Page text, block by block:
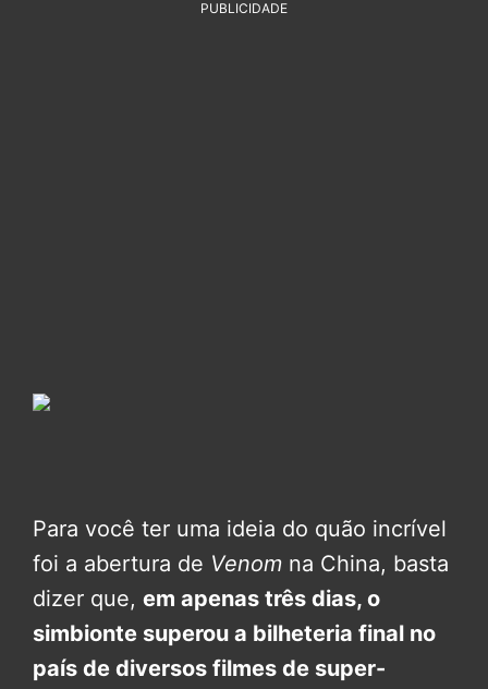
PUBLICIDADE
Para você ter uma ideia do quão incrível
foi a abertura de Venom na China, basta
dizer que, em apenas três dias, o
simbionte superou a bilheteria final no
país de diversos filmes de super-